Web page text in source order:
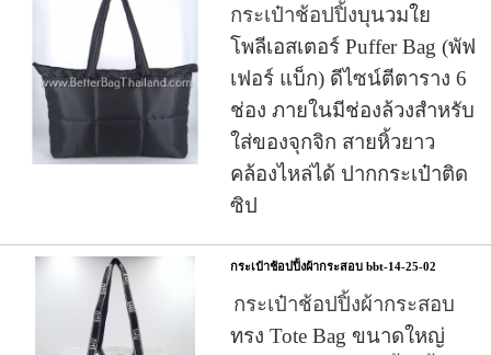
กระเป๋าช้อปปิ้งบุนวมใย
โพลีเอสเตอร์ Puffer Bag (พัฟ
เฟอร์ แบ็ก) ดีไซน์ตีตาราง 6
ช่อง ภายในมีช่องล้วงสำหรับ
ใส่ของจุกจิก สายหิ้วยาว
คล้องไหล่ได้ ปากกระเป๋าติด
ซิป
กระเป๋าช้อปปิ้งผ้ากระสอบ bbt-14-25-02
กระเป๋าช้อปปิ้งผ้ากระสอบ
ทรง Tote Bag ขนาดใหญ่